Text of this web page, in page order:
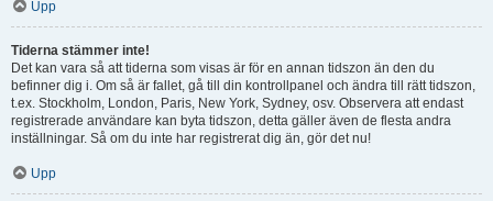
Upp
Tiderna stämmer inte!
Det kan vara så att tiderna som visas är för en annan tidszon än den du
befinner dig i. Om så är fallet, gå till din kontrollpanel och ändra till rätt tidszon,
t.ex. Stockholm, London, Paris, New York, Sydney, osv. Observera att endast
registrerade användare kan byta tidszon, detta gäller även de flesta andra
inställningar. Så om du inte har registrerat dig än, gör det nu!
Upp